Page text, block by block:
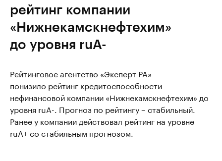
рейтинг компании
«Нижнекамскнефтехим»
до уровня ruA-
Рейтинговое агентство «Эксперт РА»
понизило рейтинг кредитоспособности
нефинансовой компании «Нижнекамскнефтехим» до
уровня ruA-. Прогноз по рейтингу – стабильный.
Ранее у компании действовал рейтинг на уровне
ruA+ со стабильным прогнозом.